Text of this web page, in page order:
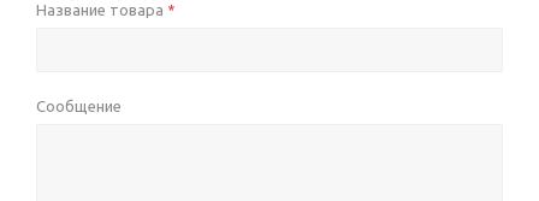
Название товара *
Сообщение